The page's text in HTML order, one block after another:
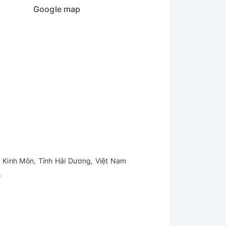
Google map
Môn, Tỉnh Hải Dương, Việt Nam